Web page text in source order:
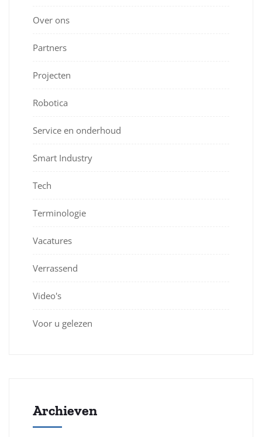
Over ons
Partners
Projecten
Robotica
Service en onderhoud
Smart Industry
Tech
Terminologie
Vacatures
Verrassend
Video's
Voor u gelezen
Archieven